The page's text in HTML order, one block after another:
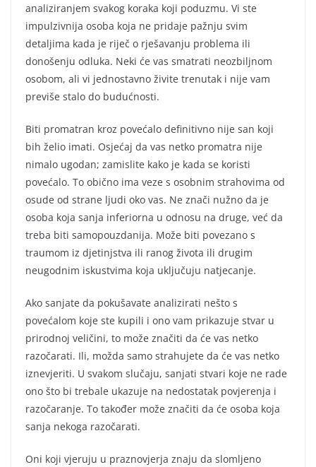
analiziranjem svakog koraka koji poduzmu. Vi ste
impulzivnija osoba koja ne pridaje pažnju svim
detaljima kada je riječ o rješavanju problema ili
donošenju odluka. Neki će vas smatrati neozbiljnom
osobom, ali vi jednostavno živite trenutak i nije vam
previše stalo do budućnosti.
Biti promatran kroz povećalo definitivno nije san koji
bih želio imati. Osjećaj da vas netko promatra nije
nimalo ugodan; zamislite kako je kada se koristi
povećalo. To obično ima veze s osobnim strahovima od
osude od strane ljudi oko vas. Ne znači nužno da je
osoba koja sanja inferiorna u odnosu na druge, već da
treba biti samopouzdanija. Može biti povezano s
traumom iz djetinjstva ili ranog života ili drugim
neugodnim iskustvima koja uključuju natjecanje.
Ako sanjate da pokušavate analizirati nešto s
povećalom koje ste kupili i ono vam prikazuje stvar u
prirodnoj veličini, to može značiti da će vas netko
razočarati. Ili, možda samo strahujete da će vas netko
iznevjeriti. U svakom slučaju, sanjati stvari koje ne rade
ono što bi trebale ukazuje na nedostatak povjerenja i
razočaranje. To također može značiti da će osoba koja
sanja nekoga razočarati.
Oni koji vjeruju u praznovjerja znaju da slomljeno